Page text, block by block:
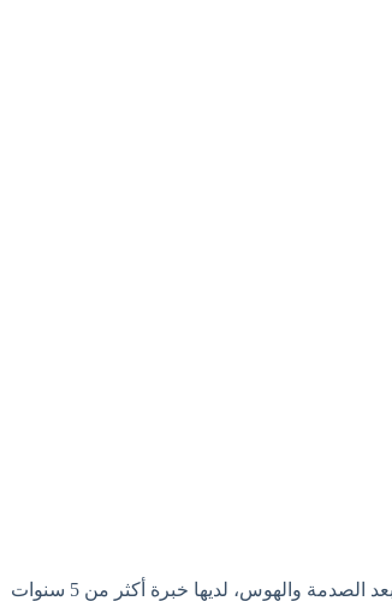
حاصلة على ليسانس وماجستير في علم النفس الاكلينيكي، متخصصة في علاج الاضطرابات النفسية والاكتئاب والقلق واضطراب ما بعد الصدمة والهوس، لديها خبرة أكثر من 5 سنوات